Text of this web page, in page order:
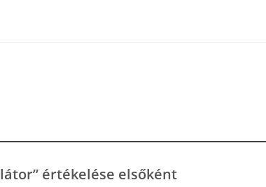
értékelése elsőként